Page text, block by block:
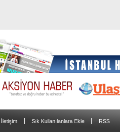
İletişim Sık Kullanılanlara Ekle RSS